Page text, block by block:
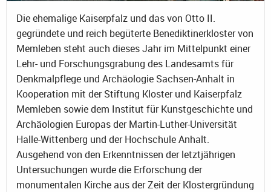
Die ehemalige Kaiserpfalz und das von Otto II.
gegründete und reich begüterte Benediktinerkloster von
Memleben steht auch dieses Jahr im Mittelpunkt einer
Lehr- und Forschungsgrabung des Landesamts für
Denkmalpflege und Archäologie Sachsen-Anhalt in
Kooperation mit der Stiftung Kloster und Kaiserpfalz
Memleben sowie dem Institut für Kunstgeschichte und
Archäologien Europas der Martin-Luther-Universität
Halle-Wittenberg und der Hochschule Anhalt.
Ausgehend von den Erkenntnissen der letztjährigen
Untersuchungen wurde die Erforschung der
monumentalen Kirche aus der Zeit der Klostergründung